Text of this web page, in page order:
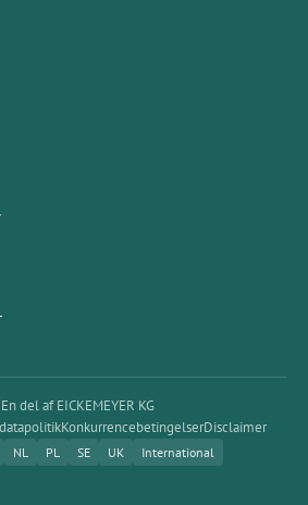
del af EICKEMEYER KG
KonkurrencebetingelserDisclaimer
NL PL SE UK International